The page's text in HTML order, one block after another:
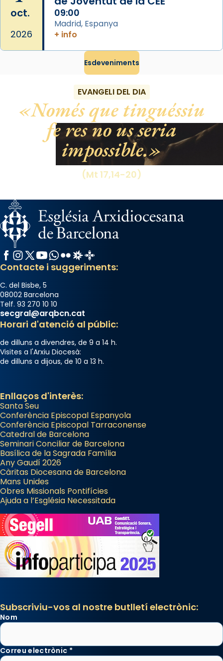
oct.
2026
09:00
Madrid, Espanya
+ info
Esdeveniments
EVANGELI DEL DIA
Només que tinguéssiu
fe res no us seria
impossible.
(Mt 17,14-20)
Facebook
Instagram
X / Twitter
YouTube
WhatsApp
FlickrRadio Estel
Catalunya Cristiana
Contacte i suggeriments:
C. del Bisbe, 5
08002 Barcelona
Telf. 93 270 10 10
secgral@arqbcn.cat
Horari d'atenció al públic:
de dilluns a divendres, de 9 a 14 h.
Visites a l'Arxiu Diocesà:
de dilluns a dijous, de 10 a 13 h.
Enllaços d'interès:
Santa Seu
Conferència Episcopal Espanyola
Conferència Episcopal Tarraconense
Catedral de Barcelona
Seminari Conciliar de Barcelona
Basílica de la Sagrada Família
Any Gaudí 2026
Càritas Diocesana de Barcelona
Mans Unides
Obres Missionals Pontifícies
Ajuda a l’Església Necessitada
Subscriviu-vos al nostre butlletí electrònic:
Nom
Correu electrònic *